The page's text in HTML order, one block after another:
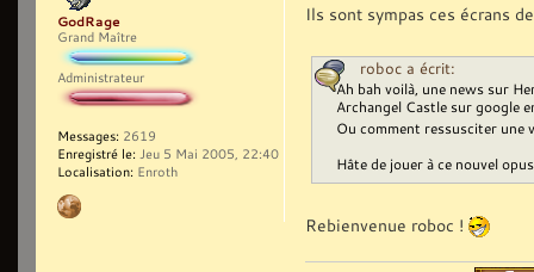
Ils sont sympas ces écrans
roboc a écrit:
Ah bah voilà, une news sur
Archangel Castle sur google
Ou comment ressusciter une
Hâte de jouer à ce nouvel
Rebienvenue roboc !
GodRage
Grand Maître
Administrateur
Messages: 2619
Enregistré le: Jeu 5 Mai 2005, 22:40
Localisation: Enroth